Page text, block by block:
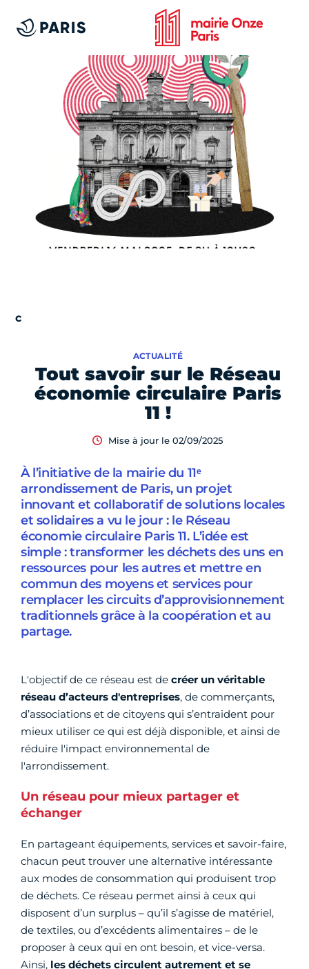
Tout savoir sur le Réseau
économie circulaire Paris
11 !
ACTUALITÉ
Mise à jour le 02/09/2025
À l’initiative de la mairie du 11ᵉ
arrondissement de Paris, un projet
innovant et collaboratif de solutions locales
et solidaires a vu le jour : le Réseau
économie circulaire Paris 11. L’idée est
simple : transformer les déchets des uns en
ressources pour les autres et mettre en
commun des moyens et services pour
remplacer les circuits d’approvisionnement
traditionnels grâce à la coopération et au
partage.
L'objectif de ce réseau est de créer un véritable
réseau d’acteurs d'entreprises, de commerçants,
d’associations et de citoyens qui s’entraident pour
mieux utiliser ce qui est déjà disponible, et ainsi de
réduire l'impact environnemental de
l'arrondissement.
Un réseau pour mieux partager et
échanger
En partageant équipements, services et savoir-faire,
chacun peut trouver une alternative intéressante
aux modes de consommation qui produisent trop
de déchets. Ce réseau permet ainsi à ceux qui
disposent d’un surplus – qu’il s’agisse de matériel,
de textiles, ou d’excédents alimentaires – de le
proposer à ceux qui en ont besoin, et vice-versa.
Ainsi, les déchets circulent autrement et se